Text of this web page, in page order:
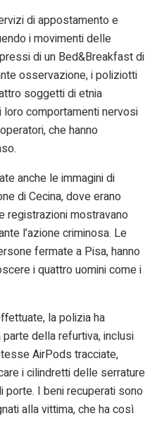
di appostamento e
i movimenti delle
di un Bed&Breakfast di
osservazione, i poliziotti
soggetti di etnia
comportamenti nervosi
che hanno
anche le immagini di
di Cecina, dove erano
registrazioni mostravano
l’azione criminosa. Le
fermate a Pisa, hanno
i quattro uomini come i
la polizia ha
della refurtiva, inclusi
AirPods tracciate,
i cilindretti delle serrature
I beni recuperati sono
alla vittima, che ha così